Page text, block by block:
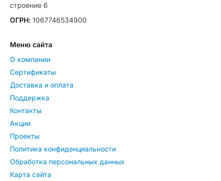
строение 6
ОГРН: 1067746534900
Меню сайта
О компании
Сертификаты
Доставка и оплата
Поддержка
Контакты
Акции
Проекты
Политика конфиденциальности
Обработка персональных данных
Карта сайта